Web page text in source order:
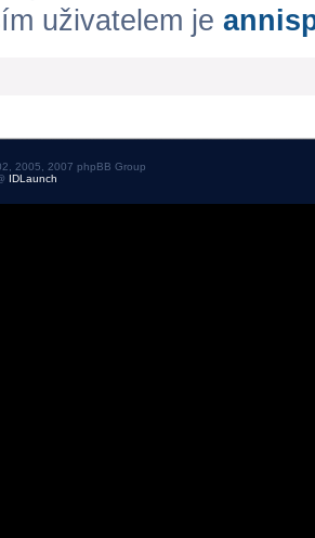
uživatelem je
2005, 2007 phpBB Group
IDLaunch